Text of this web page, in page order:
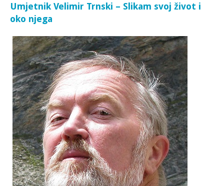
Umjetnik Velimir Trnski – Slikam svoj život i
oko njega